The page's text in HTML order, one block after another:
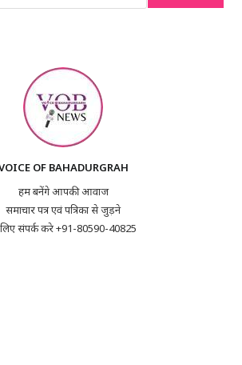
OF BAHADURGRAH
हम बनेंगे आपकी आवाज
समाचार पत्र एवं पत्रिका से जुड़ने
संपर्क करे +91-80590-40825